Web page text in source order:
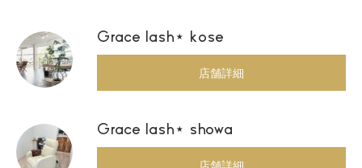
Grace lash⋆ kose
店舗詳細
Grace lash⋆ showa